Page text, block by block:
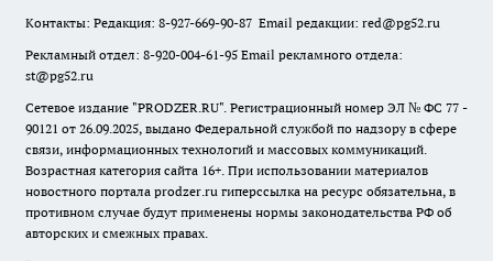
Контакты: Редакция: 8-927-669-90-87 Email редакции: red@pg52.ru
Рекламный отдел: 8-920-004-61-95 Email рекламного отдела:
st@pg52.ru
Сетевое издание "PRODZER.RU". Регистрационный номер ЭЛ № ФС 77 -
90121 от 26.09.2025, выдано Федеральной службой по надзору в сфере
связи, информационных технологий и массовых коммуникаций.
Возрастная категория сайта 16+. При использовании материалов
новостного портала prodzer.ru гиперссылка на ресурс обязательна, в
противном случае будут применены нормы законодательства РФ об
авторских и смежных правах.